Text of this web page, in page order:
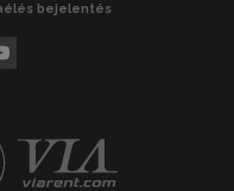
bejelentés